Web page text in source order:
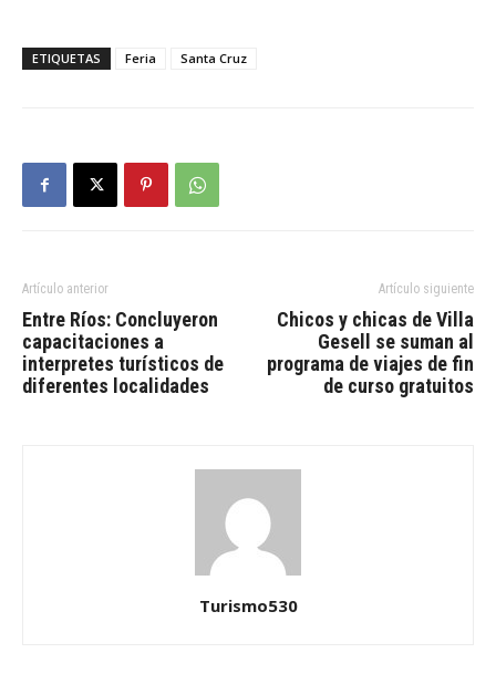
ETIQUETAS Feria Santa Cruz
Artículo anterior
Entre Ríos: Concluyeron
capacitaciones a
interpretes turísticos de
diferentes localidades
Artículo siguiente
Chicos y chicas de Villa
Gesell se suman al
programa de viajes de fin
de curso gratuitos
Turismo530